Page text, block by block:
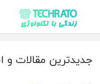
تکراتو – زندگی با
جدیدترین مقالات و